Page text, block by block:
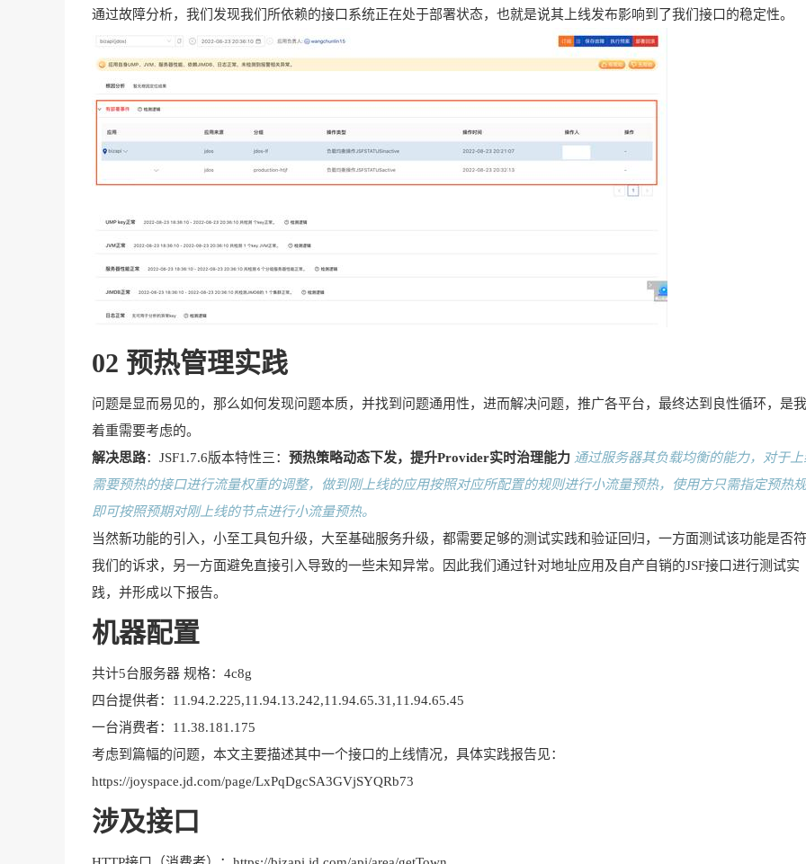
通过故障分析，我们发现我们所依赖的接口系统正在处于部署状态，也就是说其上线发布影响到了我们接口的稳定性。
02 预热管理实践
问题是显而易见的，那么如何发现问题本质，并找到问题通用性，进而解决问题，推广各平台，最终达到 良性循环，是
着重需要考虑的。
解决思路：JSF1.7.6版本特性三： 预热策略动态下发，提升Provider实时治理能力 通过服务器其负载均衡的能力，对于上
需要预热的接口进行流量权重的调整，做到刚上线的应用按照对应所配置的规则进行小流量预热，使用方只需指定预热
即可按照预期对刚上线的节点进行小流量预热。
当然新功能的引入，小至工具包升级，大至基础服务升级，都需要足够的测试实践和验证回归，一方面测试该功能是否
我们的诉求，另一方面避免直接引入导致的一些未知异常。因此我们通过针对地址应用及自产自销的JSF接口进行测试实
践，并形成以下报告。
机器配置
共计5台服务器 规格：4c8g
四台提供者：11.94.2.225,11.94.13.242,11.94.65.31,11.94.65.45
一台消费者：11.38.181.175
考虑到篇幅的问题，本文主要描述其中一个接口的上线情况，具体实践报告见：
https://joyspace.jd.com/page/LxPqDgcSA3GVjSYQRb73
涉及接口